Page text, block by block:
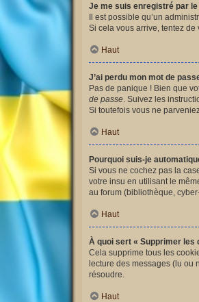
Je me suis enregistré par
Il est possible qu’un
Si cela vous arrive, tentez de
Haut
J’ai perdu mon mot de
Pas de panique ! Bien que
de passe . Suivez les
Si toutefois vous ne
Haut
Pourquoi suis-je
Si vous ne cochez pas la
votre insu en utilisant le
au forum (bibliothèque,
Haut
À quoi sert « Supprimer les
Cela supprime tous les
lecture des messages (lu ou
résoudre.
Haut